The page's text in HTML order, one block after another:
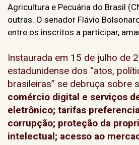
Agricultura e Pecuária do Brasil
outras. O senador Flávio
entre os inscritos a participar,
Instaurada em 15 de julho de
estadunidense dos “atos,
brasileiras” se debruça sobre
comércio digital e serviços
eletrônico; tarifas
corrupção; proteção da
intelectual; acesso ao